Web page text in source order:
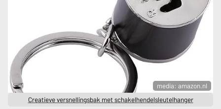
media: amazon.nl
Creatieve versnellingsbak met schakelhendelsleutelhanger